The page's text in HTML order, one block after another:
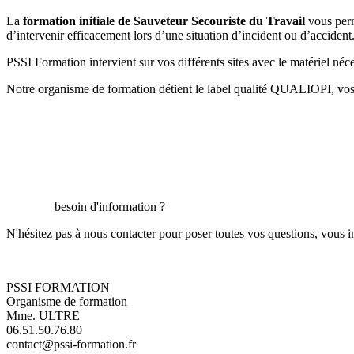
La formation initiale de Sauveteur Secouriste du Travail vous
d’intervenir efficacement lors d’une situation d’incident ou d’accident.
PSSI Formation intervient sur vos différents sites avec le matériel
Notre organisme de formation détient le label qualité QUALIOPI,
besoin d'information ?
N'hésitez pas à nous contacter pour poser toutes vos questions, vous
PSSI FORMATION
Organisme de formation
Mme. ULTRE
06.51.50.76.80
contact@pssi-formation.fr